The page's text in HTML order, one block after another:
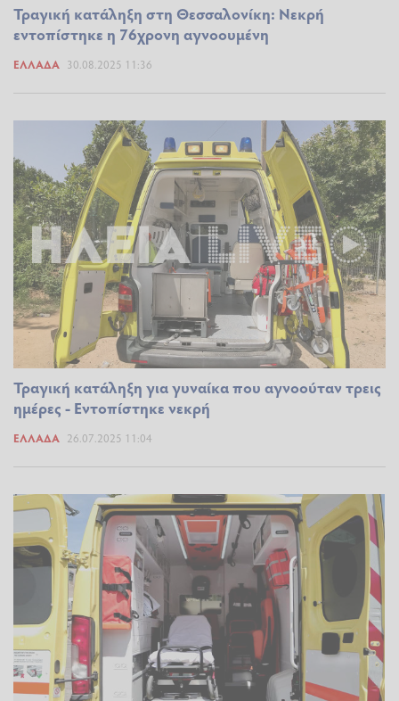
Τραγική κατάληξη στη Θεσσαλονίκη: Νεκρή
εντοπίστηκε η 76χρονη αγνοουμένη
ΕΛΛΆΔΑ 30.08.2025 11:36
Τραγική κατάληξη για γυναίκα που αγνοούταν τρεις
ημέρες - Εντοπίστηκε νεκρή
ΕΛΛΆΔΑ 26.07.2025 11:04